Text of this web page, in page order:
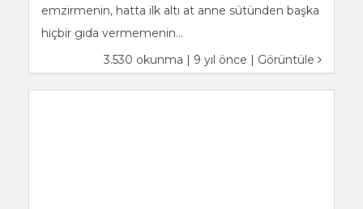
emzirmenin, hatta ilk altı at anne sütünden başka
hiçbir gıda vermemenin...
3.530 okunma | 9 yıl önce | Görüntüle